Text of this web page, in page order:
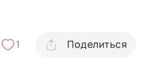
1 Поделиться